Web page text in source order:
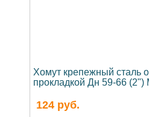
Хомут крепежный сталь
прокладкой Дн 59-66 (2")
124 руб.